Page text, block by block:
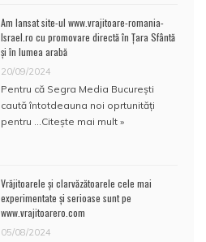
Am lansat site-ul www.vrajitoare-romania-
Israel.ro cu promovare directă în Țara Sfântă
și în lumea arabă
20/09/2024
Pentru că Segra Media București
caută întotdeauna noi oprtunități
pentru … Citește mai mult »
Vrăjitoarele și clarvăzătoarele cele mai
experimentate și serioase sunt pe
www.vrajitoarero.com
05/08/2024